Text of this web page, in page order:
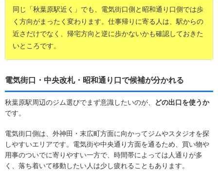
同じ「秋葉原駅近く」でも、電気街口側と昭和通り口側では歩
く方向がまったく変わります。仕事帰りに寄る人は、駅からの
近さだけでなく、帰宅方向と逆に歩かないかも確認しておきた
いところです。
電気街口・中央改札・昭和通り口で候補が分かれる
秋葉原駅周辺のジム選びでまず意識したいのが、
どの出口を使うか
です。
電気街口側は、外神田・末広町方面に向かってジムやスタジオを探
しやすいエリアです。電気街や中央通り方面を通るため、買い物や
用事のついでに寄りやすい一方で、時間帯によっては人通りが多
く、落ち着いて移動したい人は少し疲れることもあります。